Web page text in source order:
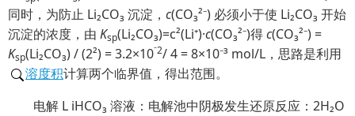
同时，为防止 Li₂CO₃ 沉淀， c(CO₃²⁻) 必须小于使 Li₂CO₃ 开始
沉淀的浓度，由 Ksp(Li₂CO₃)=c²(Li⁺)·c(CO₃²⁻)得c(CO₃²⁻) =
Ksp(Li₂CO₃) / (2²) = 3.2×10⁻2/ 4 = 8×10⁻³ mol/L，思路是利用
溶度积计算两个临界值，得出范围。
电解 L iHCO₃ 溶液：电解池中阴极发生还原反应：2H₂O